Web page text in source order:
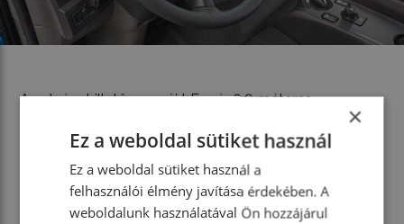
Az alvázat illetően az új LF már 6,9 méteres
tengelytávolsággal is specifikálható, amely több mint
kilencméteres felépítményhosszt tesz lehetővé, illetve
1240 liter összkapacitású gázolajtartályok is
rendelhetők. További újítás a hosszabb tengelytáv és
a rövidebb hátsó túlnyúlás együttese, amely
×
Ez a weboldal sütiket használ
Ez a weboldal sütiket használ a
felhasználói élmény javítása érdekében. A
weboldalunk használatával Ön hozzájárul